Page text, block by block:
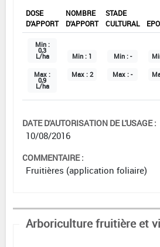
DOSE
D'APPORT
NOMBRE
D'APPORT
STADE
CULTURAL
Min :
0,3
L/ha
Max :
0,9
L/ha
Min : 1
Max : 2
Min : -
Max : -
DATE D'AUTORISATION DE L'USAGE :
10/08/2016
COMMENTAIRE :
Fruitières (application foliaire)
Arboriculture fruitière et